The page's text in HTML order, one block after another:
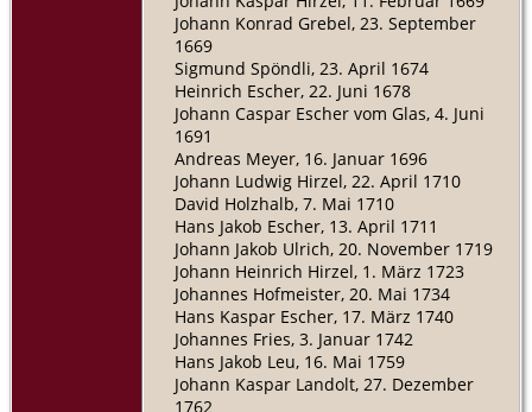
Johann Konrad Grebel, 23. September
1669
Sigmund Spöndli, 23. April 1674
Heinrich Escher, 22. Juni 1678
Johann Caspar Escher vom Glas, 4. Juni
1691
Andreas Meyer, 16. Januar 1696
Johann Ludwig Hirzel, 22. April 1710
David Holzhalb, 7. Mai 1710
Hans Jakob Escher, 13. April 1711
Johann Jakob Ulrich, 20. November 1719
Johann Heinrich Hirzel, 1. März 1723
Johannes Hofmeister, 20. Mai 1734
Hans Kaspar Escher, 17. März 1740
Johannes Fries, 3. Januar 1742
Hans Jakob Leu, 16. Mai 1759
Johann Kaspar Landolt, 27. Dezember
1762